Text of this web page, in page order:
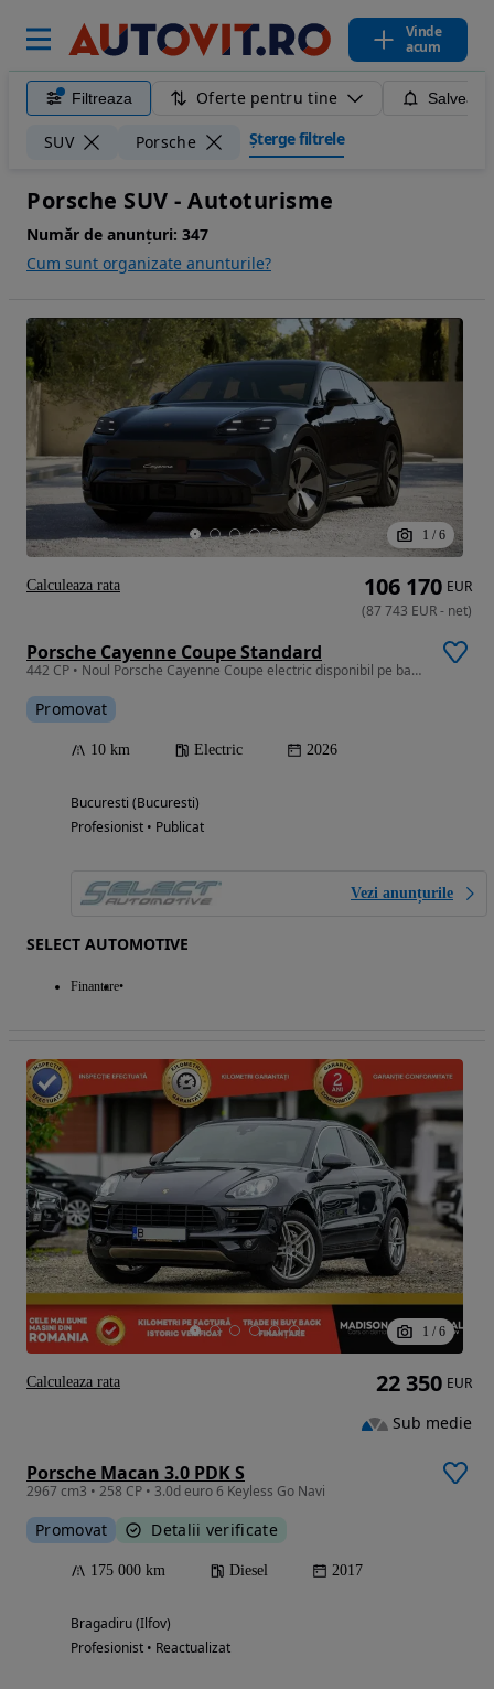
Vinde
acum
Filtreaza Oferte pentru tine
SUV Porsche Șterge filtrele
Porsche SUV - Autoturisme
Număr de anunțuri: 347
Cum sunt organizate anunturile?
1 / 6
Porsche Cayenne Coupe Standard
442 CP • Noul Porsche Cayenne Coupe electric disponibil pe baza de comanda
Promovat
10 km Electric 2026
Bucuresti (Bucuresti)
Profesionist • Publicat
Vezi anunțurile
SELECT AUTOMOTIVE
Finantare
106 170 EUR
(87 743 EUR- net)
Calculeaza rata
1 / 6
Porsche Macan 3.0 PDK S
2967 cm3 • 258 CP • 3.0d euro 6 Keyless Go Navi
Promovat Detalii verificate
175 000 km Diesel 2017
Bragadiru (Ilfov)
Profesionist • Reactualizat
22 350 EUR
Sub medie
Calculeaza rata